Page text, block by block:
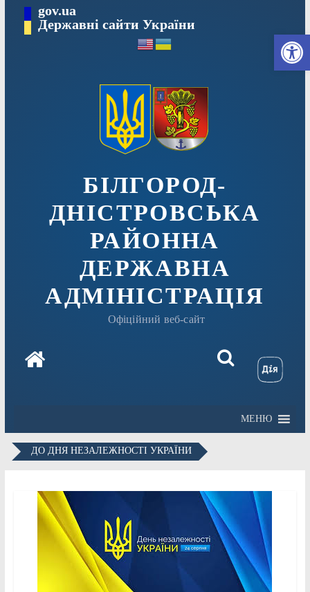
вмісту
gov.ua
Державні сайти України
БІЛГОРОД-
ДНІСТРОВСЬКА
РАЙОННА
ДЕРЖАВНА
АДМІНІСТРАЦІЯ
Офіційний веб-сайт
МЕНЮ
ДО ДНЯ НЕЗАЛЕЖНОСТІ УКРАЇНИ